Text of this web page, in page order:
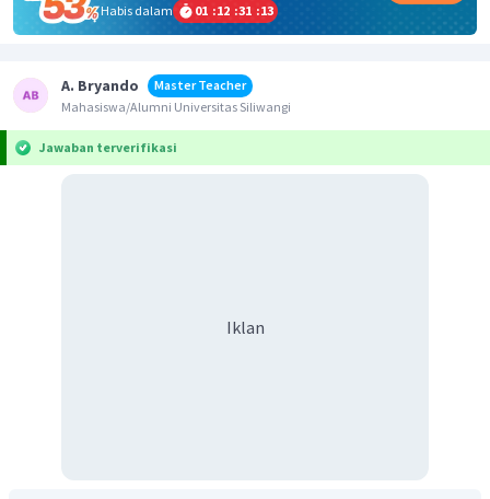
Habis dalam
01 :12 :31 :13
A. Bryando
Master Teacher
Mahasiswa/Alumni Universitas Siliwangi
Jawaban terverifikasi
Iklan